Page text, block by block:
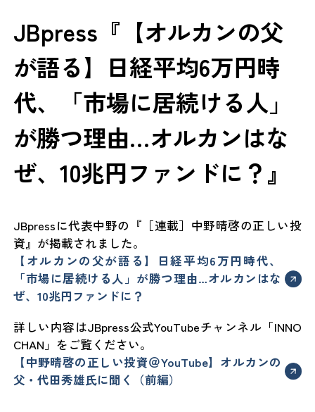
JBpress『【オルカンの父
が語る】日経平均6万円時
代、「市場に居続ける人」
が勝つ理由…オルカンはな
ぜ、10兆円ファンドに？』
JBpressに代表中野の『［連載］中野晴啓の正しい投
資』が掲載されました。
【オルカンの父が語る】日経平均6万円時代、
「市場に居続ける人」が勝つ理由…オルカンはな
ぜ、10兆円ファンドに？
詳しい内容はJBpress公式YouTubeチャンネル「INNO
CHAN」をご覧ください。
【中野晴啓の正しい投資＠YouTube】オルカンの
父・代田秀雄氏に聞く（前編）